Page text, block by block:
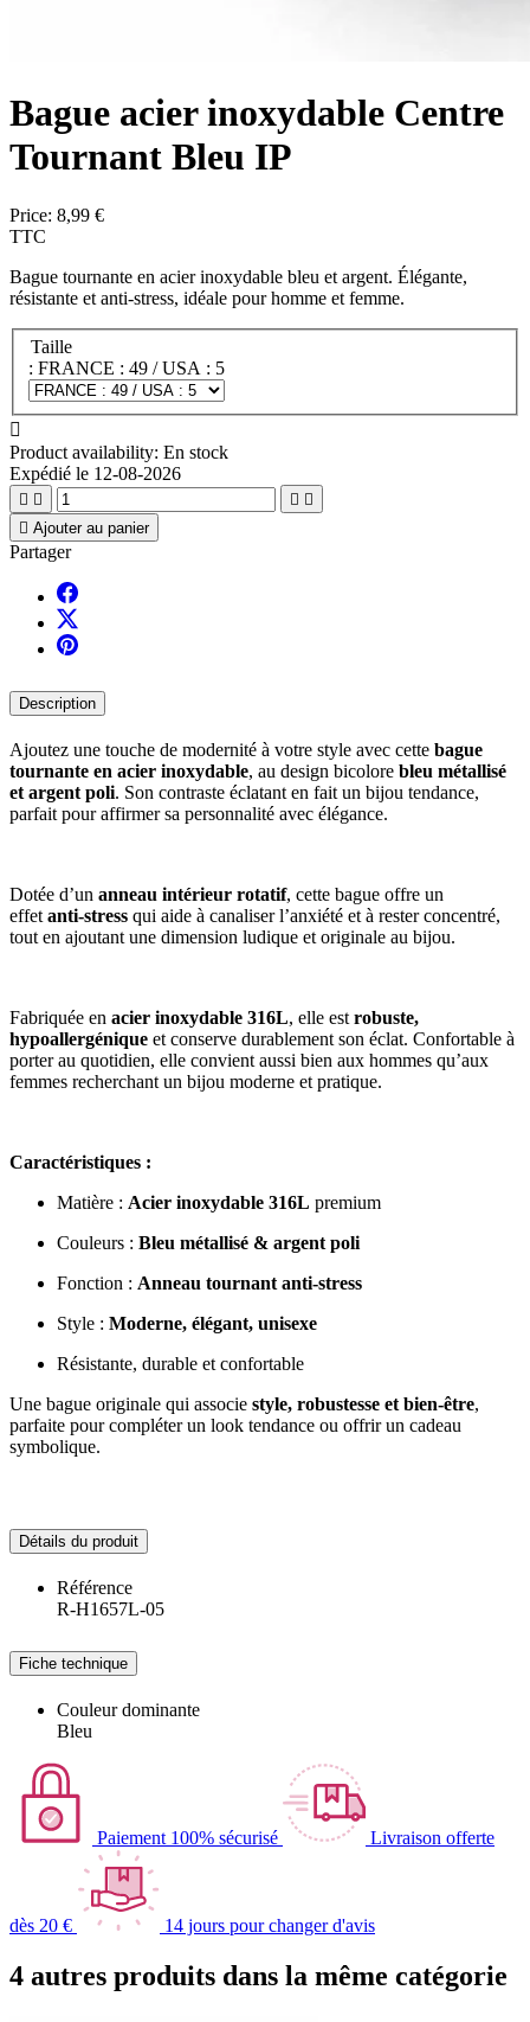
Bague acier inoxydable Centre
Tournant Bleu IP
Price: 8,99 €
TTC
Bague tournante en acier inoxydable bleu et argent. Élégante,
résistante et anti-stress, idéale pour homme et femme.
Taille
: FRANCE : 49 / USA : 5

Product availability: En stock
Expédié le 12-08-2026
   
 Ajouter au panier
Partager
Description
Ajoutez une touche de modernité à votre style avec cette bague
tournante en acier inoxydable, au design bicolore bleu métallisé
et argent poli. Son contraste éclatant en fait un bijou tendance,
parfait pour affirmer sa personnalité avec élégance.
Dotée d’un anneau intérieur rotatif, cette bague offre un
effet anti-stress qui aide à canaliser l’anxiété et à rester concentré,
tout en ajoutant une dimension ludique et originale au bijou.
Fabriquée en acier inoxydable 316L, elle est robuste,
hypoallergénique et conserve durablement son éclat. Confortable à
porter au quotidien, elle convient aussi bien aux hommes qu’aux
femmes recherchant un bijou moderne et pratique.
Caractéristiques :
Matière : Acier inoxydable 316L premium
Couleurs : Bleu métallisé & argent poli
Fonction : Anneau tournant anti-stress
Style : Moderne, élégant, unisexe
Résistante, durable et confortable
Une bague originale qui associe style, robustesse et bien-être,
parfaite pour compléter un look tendance ou offrir un cadeau
symbolique.
Détails du produit
Référence
R-H1657L-05
Fiche technique
Couleur dominante
Bleu
Paiement 100% sécurisé Livraison offerte
dès 20 € 14 jours pour changer d'avis
4 autres produits dans la même catégorie